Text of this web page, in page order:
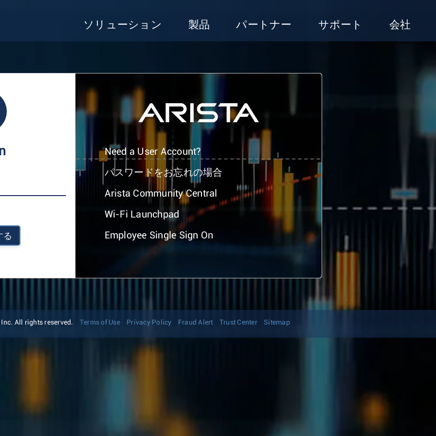
ソリューション 製品 パートナー サポート 会社
る
Need a User Account?
パスワードをお忘れの場合
Arista Community Central
Wi-Fi Launchpad
Employee Single Sign On
All rights reserved. Terms of Use Privacy Policy Fraud Alert Trust Center Sitemap